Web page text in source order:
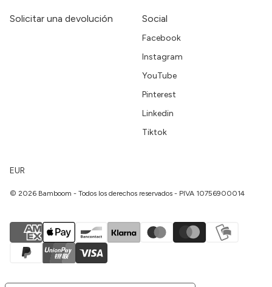
Solicitar una devolución Social
Facebook
Instagram
YouTube
Pinterest
Linkedin
Tiktok
EUR
© 2026 Bamboom - Todos los derechos reservados - PIVA 10756900014